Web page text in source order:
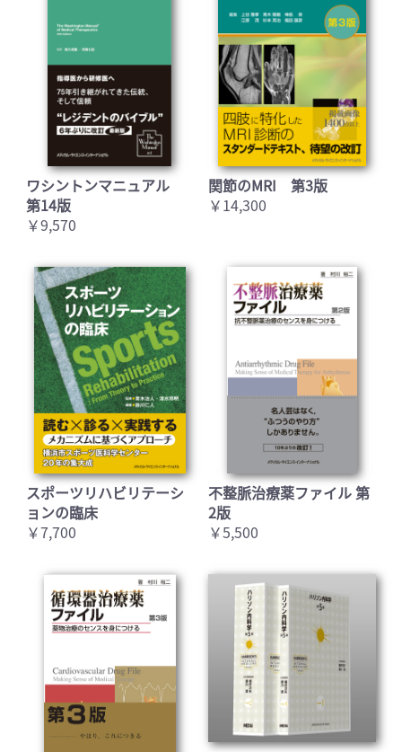
ワシントンマニュアル
第14版
￥9,570
関節のMRI 第3版
￥14,300
スポーツリハビリテーシ
ョンの臨床
￥7,700
不整脈治療薬ファイル 第
2版
￥5,500